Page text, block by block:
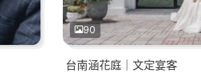
90
台南涵花庭｜文定宴客